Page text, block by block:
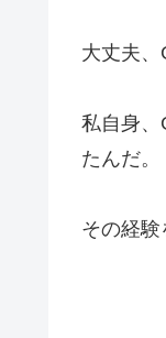
大丈夫、
私自身、
たんだ。
その経験